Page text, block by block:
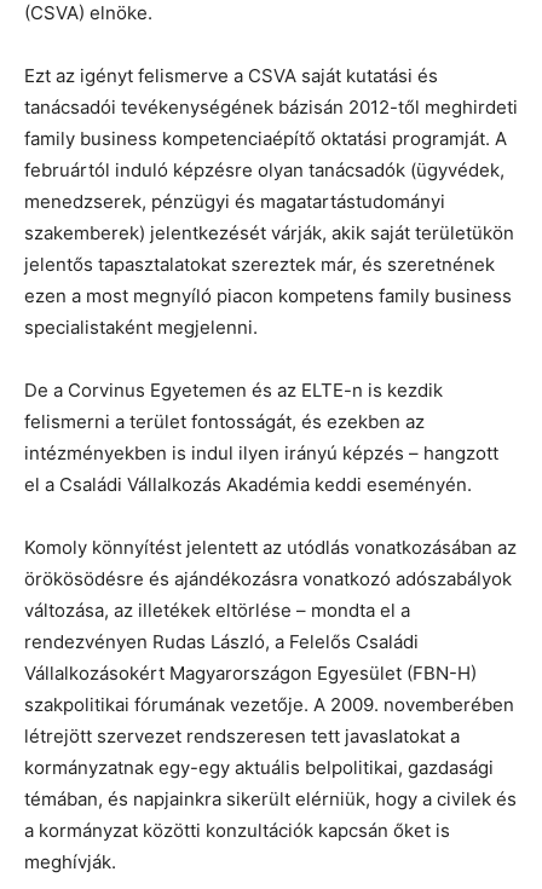
(CSVA) elnöke.
Ezt az igényt felismerve a CSVA saját kutatási és
tanácsadói tevékenységének bázisán 2012-től meghirdeti
family business kompetenciaépítő oktatási programját. A
februártól induló képzésre olyan tanácsadók (ügyvédek,
menedzserek, pénzügyi és magatartástudományi
szakemberek) jelentkezését várják, akik saját területükön
jelentős tapasztalatokat szereztek már, és szeretnének
ezen a most megnyíló piacon kompetens family business
specialistaként megjelenni.
De a Corvinus Egyetemen és az ELTE-n is kezdik
felismerni a terület fontosságát, és ezekben az
intézményekben is indul ilyen irányú képzés – hangzott
el a Családi Vállalkozás Akadémia keddi eseményén.
Komoly könnyítést jelentett az utódlás vonatkozásában az
örökösödésre és ajándékozásra vonatkozó adószabályok
változása, az illetékek eltörlése – mondta el a
rendezvényen Rudas László, a Felelős Családi
Vállalkozásokért Magyarországon Egyesület (FBN-H)
szakpolitikai fórumának vezetője. A 2009. novemberében
létrejött szervezet rendszeresen tett javaslatokat a
kormányzatnak egy-egy aktuális belpolitikai, gazdasági
témában, és napjainkra sikerült elérniük, hogy a civilek és
a kormányzat közötti konzultációk kapcsán őket is
meghívják.